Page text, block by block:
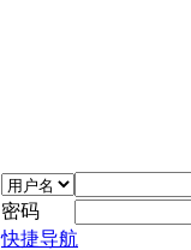
密码
快捷导航